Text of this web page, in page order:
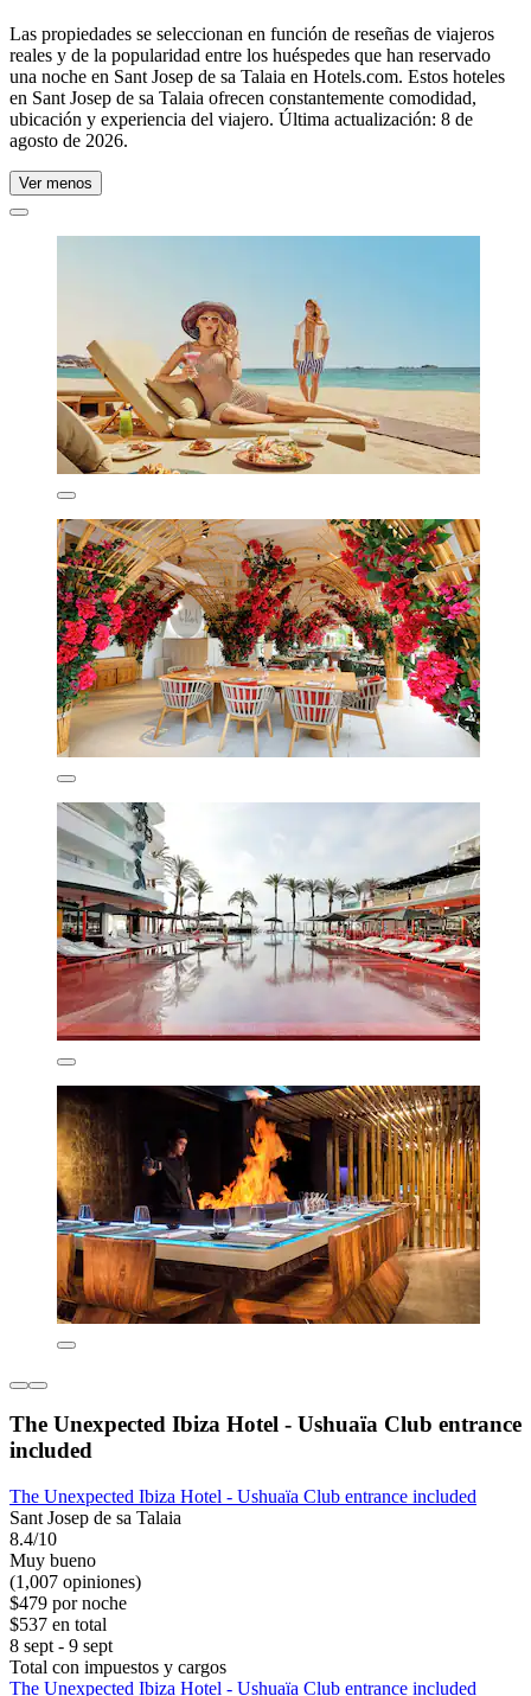
Las propiedades se seleccionan en función de reseñas de viajeros
reales y de la popularidad entre los huéspedes que han reservado
una noche en Sant Josep de sa Talaia en Hotels.com. Estos hoteles
en Sant Josep de sa Talaia ofrecen constantemente comodidad,
ubicación y experiencia del viajero. Última actualización: 8 de
agosto de 2026.
Ver menos
The Unexpected Ibiza Hotel - Ushuaïa Club entrance
included
The Unexpected Ibiza Hotel - Ushuaïa Club entrance included
Sant Josep de sa Talaia
8.4/10
Muy bueno
(1,007 opiniones)
$479 por noche
$537 en total
8 sept - 9 sept
Total con impuestos y cargos
The Unexpected Ibiza Hotel - Ushuaïa Club entrance included